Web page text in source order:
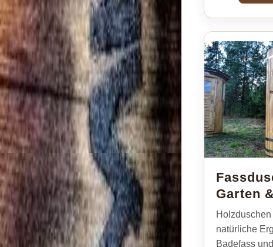
Garten
natürliche
Badefass